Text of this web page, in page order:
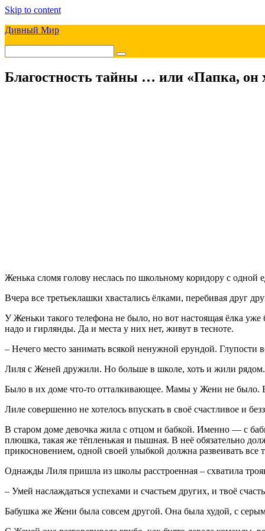
Skip to content
Дивный Мир
Благостность тайны … или «Папка, он
Женька сломя голову неслась по школьному коридору с одной
Вчера все третьеклашки хвастались ёлками, перебивая друг
У Женьки такого телефона не было, но вот настоящая ёлка
надо и гирлянды. Да и места у них нет, живут в тесноте.
– Нечего место занимать всякой ненужной ерундой. Глупости
Лиля с Женей дружили. Но больше в школе, хоть и жили рядом.
Было в их доме что-то отталкивающее. Мамы у Жени не было.
Лиле совершенно не хотелось впускать в своё счастливое и
В старом доме девочка жила с отцом и бабкой. Именно — с
плюшка, такая же тёпленькая и пышная. В неё обязательно
прикосновением, одной своей улыбкой должна развеивать
Однажды Лиля пришла из школы расстроенная – схватила
– Умей наслаждаться успехами и счастьем других, и твоё
Бабушка же Жени была совсем другой. Она была худой, с